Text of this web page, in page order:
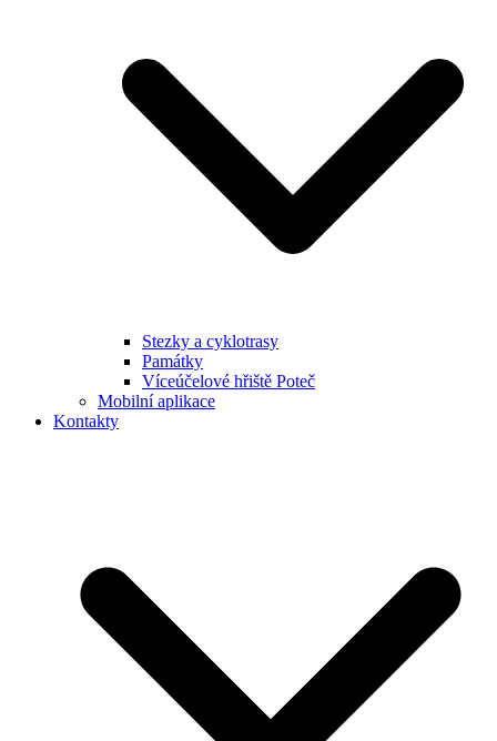
Stezky a cyklotrasy
Památky
Víceúčelové hřiště Poteč
Mobilní aplikace
Kontakty